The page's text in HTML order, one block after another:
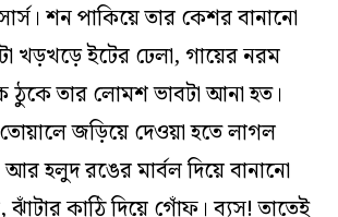
শন পাকিয়ে তার কেশর বানানো
খড়খড়ে ইটের ঢেলা, গায়ের নরম
ঠুকে তার লোমশ ভাবটা আনা হত।
জড়িয়ে দেওয়া হতে লাগল
আর হলুদ রঙের মার্বল দিয়ে বানানো
কাঠি দিয়ে গোঁফ। ব্যস! তাতেই